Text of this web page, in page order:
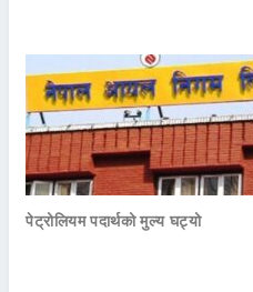
पेट्रोलियम पदार्थको मुल्य घट्यो